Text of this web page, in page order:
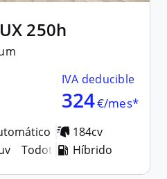
UX 250h
IVA deducible
324€/mes*
184cv
Suv Todoterreno-Suv
Híbrido